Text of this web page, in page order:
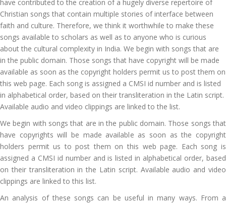
have contributed to the creation of a hugely diverse repertoire of
Christian songs that contain multiple stories of interface between
faith and culture. Therefore, we think it worthwhile to make these
songs available to scholars as well as to anyone who is curious
about the cultural complexity in India. We begin with songs that are
in the public domain. Those songs that have copyright will be made
available as soon as the copyright holders permit us to post them on
this web page. Each song is assigned a CMSI id number and is listed
in alphabetical order, based on their transliteration in the Latin script.
Available audio and video clippings are linked to the list.
We begin with songs that are in the public domain. Those songs that
have copyrights will be made available as soon as the copyright
holders permit us to post them on this web page. Each song is
assigned a CMSI id number and is listed in alphabetical order, based
on their transliteration in the Latin script. Available audio and video
clippings are linked to this list.
An analysis of these songs can be useful in many ways. From a